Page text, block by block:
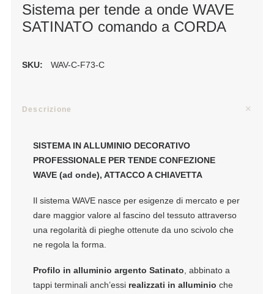
Sistema per tende a onde WAVE
SATINATO comando a CORDA
SKU: WAV-C-F73-C
Descrizione
SISTEMA IN ALLUMINIO DECORATIVO
PROFESSIONALE PER TENDE CONFEZIONE
WAVE (ad onde), ATTACCO A CHIAVETTA
Il sistema WAVE nasce per esigenze di mercato e per
dare maggior valore al fascino del tessuto attraverso
una regolarità di pieghe ottenute da uno scivolo che
ne regola la forma.
Profilo in alluminio argento Satinato , abbinato a
tappi terminali anch’essi realizzati in alluminio che